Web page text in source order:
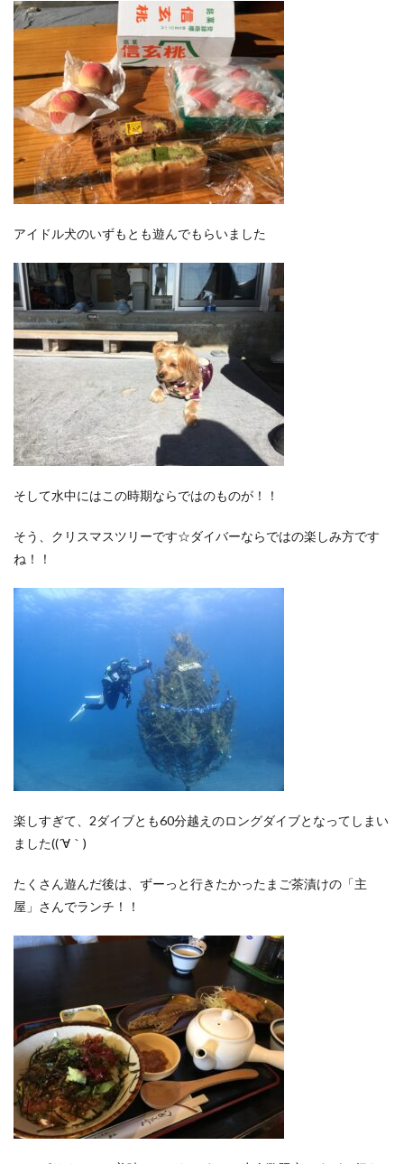
アイドル犬のいずもとも遊んでもらいました
そして水中にはこの時期ならではのものが！！
そう、クリスマスツリーです☆ダイバーならではの楽しみ方です
ね！！
楽しすぎて、2ダイブとも60分越えのロングダイブとなってしまい
ました((´∀｀)
たくさん遊んだ後は、ずーっと行きたかったまご茶漬けの「主
屋」さんでランチ！！